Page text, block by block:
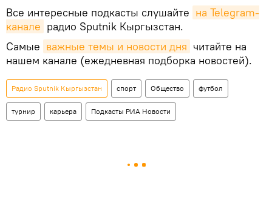
Все интересные подкасты слушайте на Telegram-
канале радио Sputnik Кыргызстан.
Самые важные темы и новости дня читайте на
нашем канале (ежедневная подборка новостей).
Радио Sputnik Кыргызстан спорт Общество футбол
турнир карьера Подкасты РИА Новости